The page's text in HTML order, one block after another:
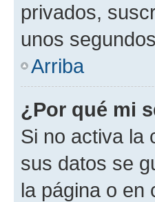
privados,
unos
Arriba
¿Por qué mi
Si no activa la
sus datos se
la página o en